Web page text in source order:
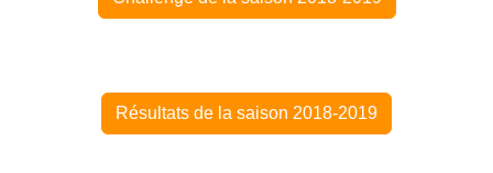
Résultats de la saison 2018-2019